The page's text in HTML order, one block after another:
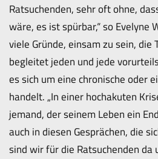
Ratsuchenden, sehr oft ohne,
wäre, es ist spürbar,“ so Evelyne
viele Gründe, einsam zu sein, die
begleitet jeden und jede
es sich um eine chronische oder
handelt. „In einer hochakuten
jemand, der seinem Leben ein
auch in diesen Gesprächen, die
sind wir für die Ratsuchenden da